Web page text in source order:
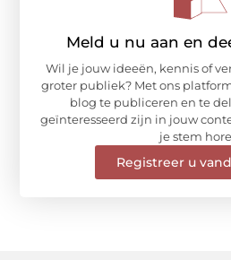
Meld u nu aan en
Wil je jouw ideeën, kennis of
groter publiek? Met ons
blog te publiceren en te
geïnteresseerd zijn in jouw
je stem
Registreer u